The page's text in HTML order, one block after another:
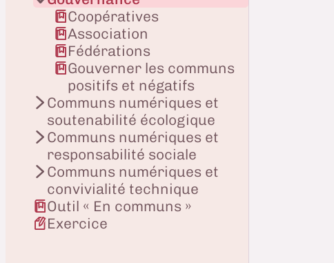
Coopératives
Association
Fédérations
Gouverner les communs
positifs et négatifs
Communs numériques et
soutenabilité écologique
Communs numériques et
responsabilité sociale
Communs numériques et
convivialité technique
Outil « En communs »
Exercice